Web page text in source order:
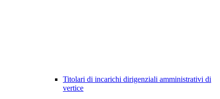
Titolari di incarichi dirigenziali amministrativi di
vertice